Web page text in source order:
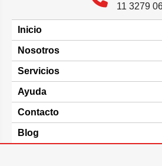
11 3279
Inicio
Nosotros
Servicios
Ayuda
Contacto
Blog